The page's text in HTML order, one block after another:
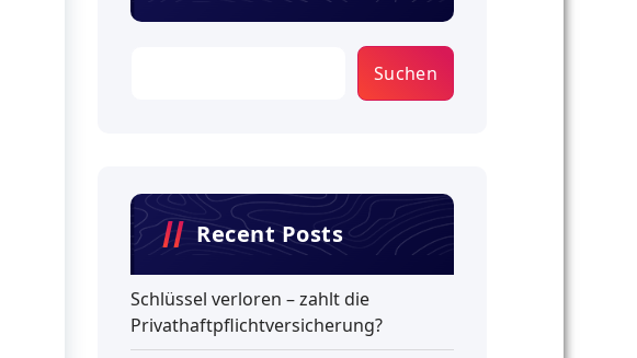
Suchen
Recent Posts
Schlüssel verloren – zahlt die
Privathaftpflichtversicherung?